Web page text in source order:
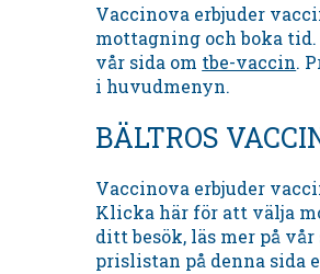
Vaccinova erbjuder
mottagning och boka
vår sida om tbe-vaccin.
i huvudmenyn.
BÄLTROS
Vaccinova erbjuder
Klicka här för att välja
ditt besök, läs mer på
prislistan på denna sida